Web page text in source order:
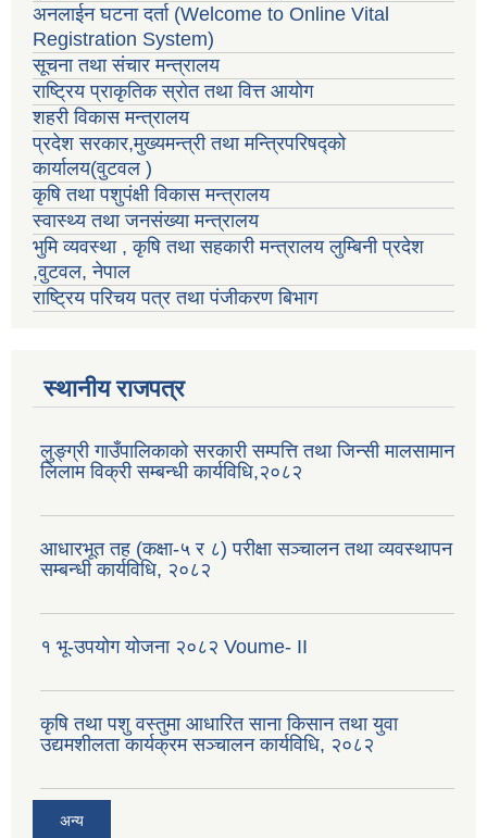
अनलाईन घटना दर्ता (Welcome to Online Vital
Registration System)
सूचना तथा संचार मन्त्रालय
राष्ट्रिय प्राकृतिक स्रोत तथा वित्त आयोग
शहरी विकास मन्त्रालय
प्रदेश सरकार,मुख्यमन्त्री तथा मन्त्रिपरिषद्को
कार्यालय(वुटवल )
कृषि तथा पशुपंक्षी विकास मन्त्रालय
स्वास्थ्य तथा जनसंख्या मन्त्रालय
भुमि व्यवस्था , कृषि तथा सहकारी मन्त्रालय लुम्बिनी प्रदेश
,वुटवल, नेपाल
राष्ट्रिय परिचय पत्र तथा पंजीकरण बिभाग
स्थानीय राजपत्र
लुङ्ग्री गाउँपालिकाको सरकारी सम्पत्ति तथा जिन्सी मालसामान
लिलाम विक्री सम्बन्धी कार्यविधि,२०८२
आधारभूत तह (कक्षा-५ र ८) परीक्षा सञ्चालन तथा व्यवस्थापन
सम्बन्धी कार्यविधि, २०८२
१ भू-उपयोग योजना २०८२ Voume- II
कृषि तथा पशु वस्तुमा आधारित साना किसान तथा युवा
उद्यमशीलता कार्यक्रम सञ्चालन कार्यविधि, २०८२
अन्य